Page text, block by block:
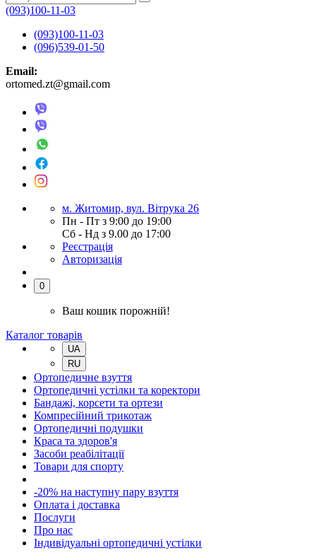
(093)100-11-03
(093)100-11-03
(096)539-01-50
Email:
ortomed.zt@gmail.com
м. Житомир, вул. Вітрука 26
Пн - Пт з 9:00 до 19:00
Сб - Нд з 9.00 до 17:00
Реєстрація
Авторизація
0
Ваш кошик порожній!
Каталог товарів
UA
RU
Ортопедичне взуття
Ортопедичні устілки та коректори
Бандажі, корсети та ортези
Компресійний трикотаж
Ортопедичні подушки
Краса та здоров'я
Засоби реабілітації
Товари для спорту
-20% на наступну пару взуття
Оплата і доставка
Послуги
Про нас
Індивідуальні ортопедичні устілки